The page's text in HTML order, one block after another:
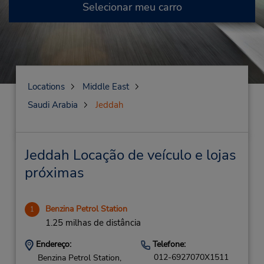
Selecionar meu carro
Locations
Middle East
Saudi Arabia
Jeddah
Jeddah Locação de veículo e lojas
próximas
1 Benzina Petrol Station
1.25 milhas de distância
Endereço:
Benzina Petrol Station,
Telefone:
012-6927070X1511